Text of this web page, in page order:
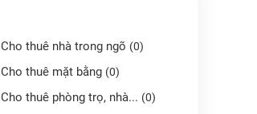
Cho thuê nhà trong ngõ (0)
Cho thuê mặt bằng (0)
Cho thuê phòng trọ, nhà... (0)